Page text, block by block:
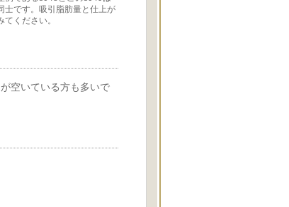
士です。吸引脂肪量と仕上が
ください。
空いている方も多いで